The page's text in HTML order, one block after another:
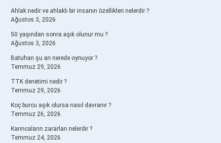
Ahlak nedir ve ahlaklı bir insanın özellikleri nelerdir ?
Ağustos 3, 2026
50 yaşından sonra aşık olunur mu ?
Ağustos 3, 2026
Batuhan şu an nerede oynuyor ?
Temmuz 29, 2026
TTK denetimi nedir ?
Temmuz 29, 2026
Koç burcu aşık olursa nasıl davranır ?
Temmuz 26, 2026
Karıncaların zararları nelerdir ?
Temmuz 24, 2026